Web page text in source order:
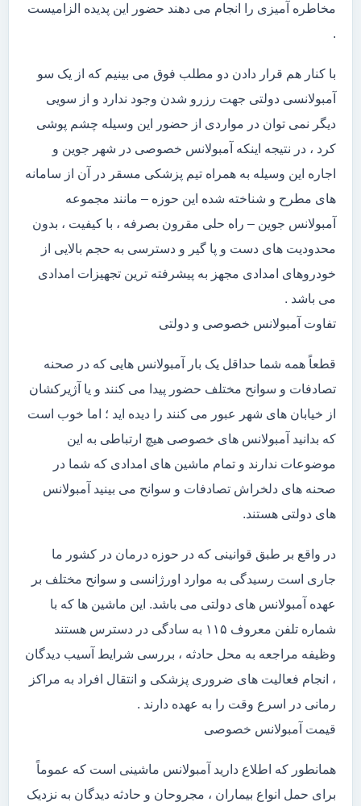
مخاطره آمیزی را انجام می دهند حضور این پدیده الزامیست
.
با کنار هم قرار دادن دو مطلب فوق می بینیم که از یک سو
آمبولانسی دولتی جهت رزرو شدن وجود ندارد و از سویی
دیگر نمی توان در مواردی از حضور این وسیله چشم پوشی
کرد ، در نتیجه اینکه آمبولانس خصوصی در شهر جوین و
اجاره این وسیله به همراه تیم پزشکی مسقر در آن از سامانه
های مطرح و شناخته شده این حوزه – مانند مجموعه
آمبولانس جوین – راه حلی مقرون بصرفه ، با کیفیت ، بدون
محدودیت های دست و پا گیر و دسترسی به حجم بالایی از
خودروهای امدادی مجهز به پیشرفته ترین تجهیزات امدادی
می باشد .
تفاوت آمبولانس خصوصی و دولتی
قطعاً همه شما حداقل یک بار آمبولانس هایی که در صحنه
تصادفات و سوانح مختلف حضور پیدا می کنند و یا آژیرکشان
از خیابان های شهر عبور می کنند را دیده اید ؛ اما خوب است
که بدانید آمبولانس های خصوصی هیچ ارتباطی به این
موضوعات ندارند و تمام ماشین های امدادی که شما در
صحنه های دلخراش تصادفات و سوانح می بینید آمبولانس
های دولتی هستند.
در واقع بر طبق قوانینی که در حوزه درمان در کشور ما
جاری است رسیدگی به موارد اورژانسی و سوانح مختلف بر
عهده آمبولانس های دولتی می باشد. این ماشین ها که با
شماره تلفن معروف ۱۱۵ به سادگی در دسترس هستند
وظیفه مراجعه به محل حادثه ، بررسی شرایط آسیب دیدگان
، انجام فعالیت های ضروری پزشکی و انتقال افراد به مراکز
رمانی در اسرع وقت را به عهده دارند .
قیمت آمبولانس خصوصی
همانطور که اطلاع دارید آمبولانس ماشینی است که عموماً
برای حمل انواع بیماران ، مجروحان و حادثه دیدگان به نزدیک